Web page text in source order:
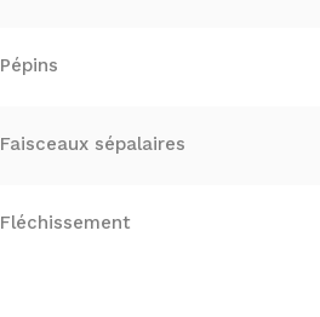
Pépins
Faisceaux sépalaires
Fléchissement